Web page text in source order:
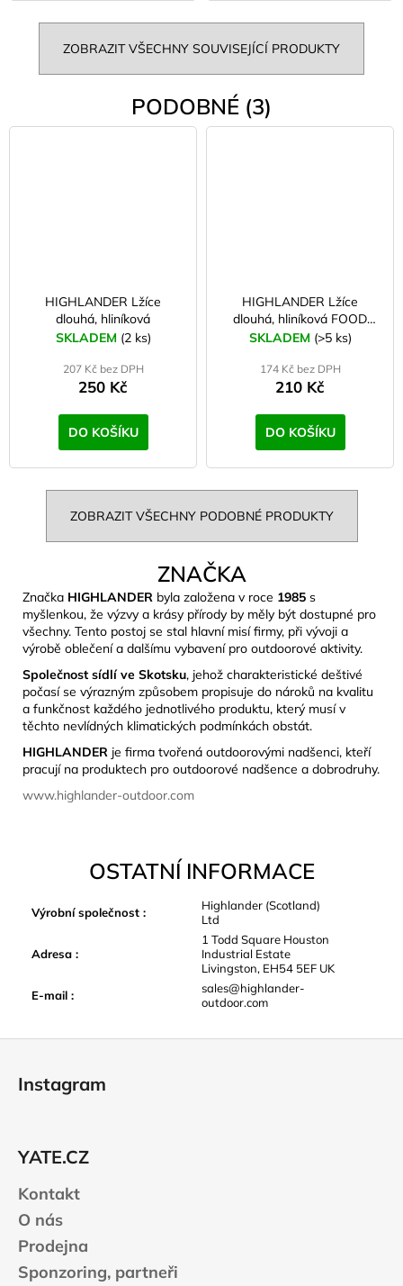
ZOBRAZIT VŠECHNY SOUVISEJÍCÍ PRODUKTY
PODOBNÉ (3)
HIGHLANDER Lžíce
dlouhá, hliníková
SKLADEM (2 ks)
207 Kč bez DPH
250 Kč
DO KOŠÍKU
HIGHLANDER Lžíce
dlouhá, hliníková FOOD
PACK SPOON
SKLADEM (>5 ks)
174 Kč bez DPH
210 Kč
DO KOŠÍKU
ZOBRAZIT VŠECHNY PODOBNÉ PRODUKTY
ZNAČKA
Značka HIGHLANDER byla založena v roce 1985 s
myšlenkou, že výzvy a krásy přírody by měly být dostupné pro
všechny. Tento postoj se stal hlavní misí firmy, při vývoji a
výrobě oblečení a dalšímu vybavení pro outdoorové aktivity.
Společnost sídlí ve Skotsku, jehož charakteristické deštivé
počasí se výrazným způsobem propisuje do nároků na kvalitu
a funkčnost každého jednotlivého produktu, který musí v
těchto nevlídných klimatických podmínkách obstát.
HIGHLANDER je firma tvořená outdoorovými nadšenci, kteří
pracují na produktech pro outdoorové nadšence a dobrodruhy.
www.highlander-outdoor.com
OSTATNÍ INFORMACE
Výrobní společnost :
Highlander (Scotland)
Ltd
Adresa :
1 Todd Square Houston
Industrial Estate
Livingston, EH54 5EF UK
E-mail :
sales@highlander-
outdoor.com
Instagram
YATE.CZ
Kontakt
O nás
Prodejna
Sponzoring, partneři